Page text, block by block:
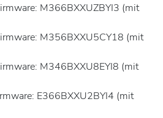
M366BXXUZBYI3 (mit
M356BXXU5CY18 (mit
M346BXXU8EYI8 (mit
E366BXXU2BYI4 (mit